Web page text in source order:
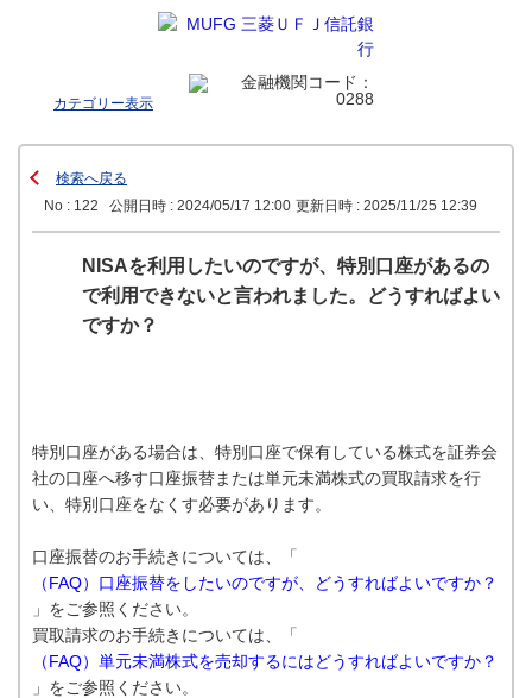
カテゴリー表示
検索へ戻る
No : 122
公開日時 : 2024/05/17 12:00 更新日時 : 2025/11/25 12:39
NISAを利用したいのですが、特別口座があるの
で利用できないと言われました。どうすればよい
ですか？
特別口座がある場合は、特別口座で保有している株式を証券会
社の口座へ移す口座振替または単元未満株式の買取請求を行
い、特別口座をなくす必要があります。
口座振替のお手続きについては、「
（FAQ）口座振替をしたいのですが、どうすればよいですか？
」をご参照ください。
買取請求のお手続きについては、「
（FAQ）単元未満株式を売却するにはどうすればよいですか？
」をご参照ください。